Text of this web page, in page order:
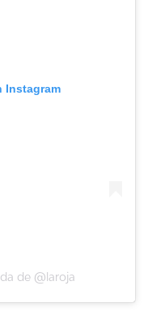
Instagram
de @laroja